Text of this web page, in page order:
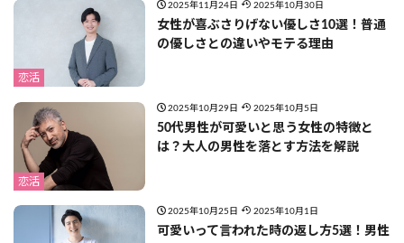
恋活
2025年11月24日 2025年10月30日
女性が喜ぶさりげない優しさ10選！普通
の優しさとの違いやモテる理由
恋活
2025年10月29日 2025年10月5日
50代男性が可愛いと思う女性の特徴と
は？大人の男性を落とす方法を解説
2025年10月25日 2025年10月1日
可愛いって言われた時の返し方5選！男性